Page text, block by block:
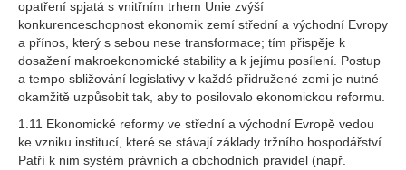
opatření spjatá s vnitřním trhem Unie zvýší
konkurenceschopnost ekonomik zemí střední a východní Evropy
a přínos, který s sebou nese transformace; tím přispěje k
dosažení makroekonomické stability a k jejímu posílení. Postup
a tempo sbližování legislativy v každé přidružené zemi je nutné
okamžitě uzpůsobit tak, aby to posilovalo ekonomickou reformu.
1.11 Ekonomické reformy ve střední a východní Evropě vedou
ke vzniku institucí, které se stávají základy tržního hospodářství.
Patří k nim systém právních a obchodních pravidel (např.